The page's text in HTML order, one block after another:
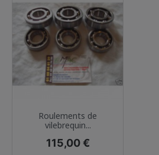
Roulements de
vilebrequin...
Prix
115,00 €